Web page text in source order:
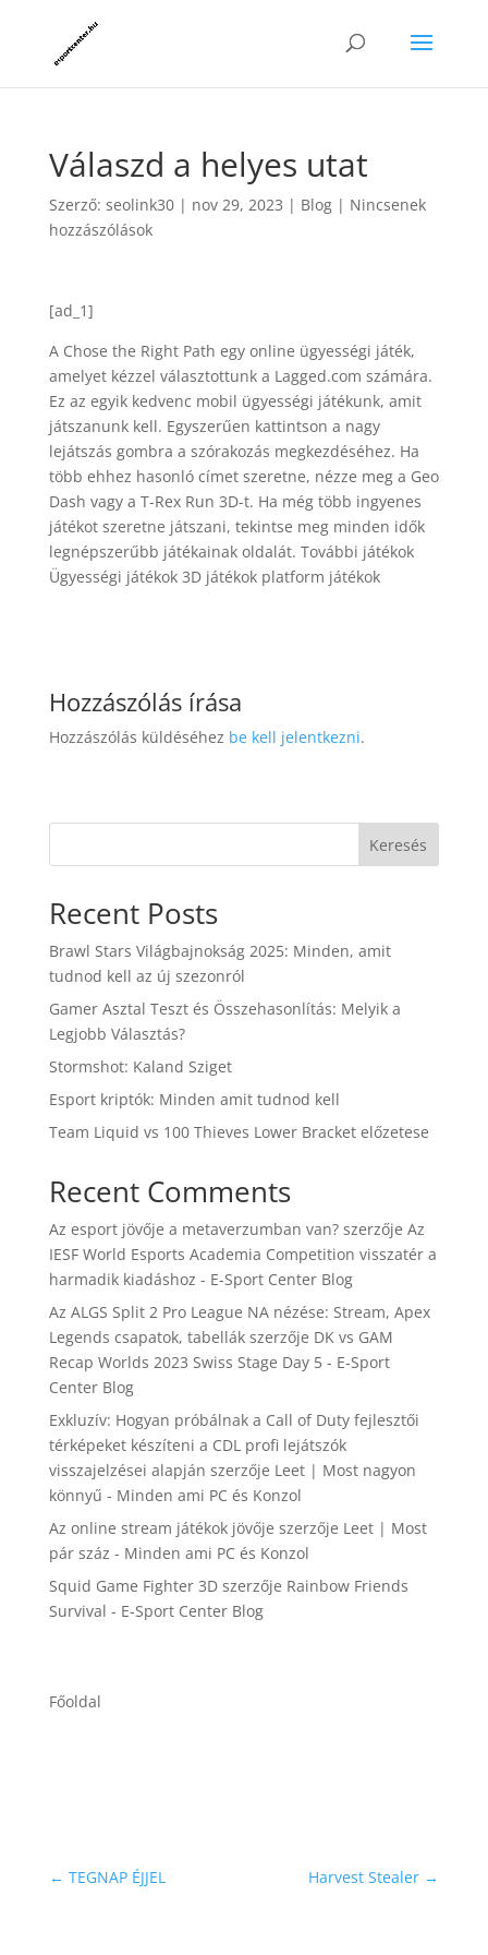
Válaszd a helyes utat
Szerző: seolink30| nov 29, 2023 | Blog| Nincsenek
hozzászólások
[ad_1]
A Chose the Right Path egy online ügyességi játék,
amelyet kézzel választottunk a Lagged.com számára.
Ez az egyik kedvenc mobil ügyességi játékunk, amit
játszanunk kell. Egyszerűen kattintson a nagy
lejátszás gombra a szórakozás megkezdéséhez. Ha
több ehhez hasonló címet szeretne, nézze meg a Geo
Dash vagy a T-Rex Run 3D-t. Ha még több ingyenes
játékot szeretne játszani, tekintse meg minden idők
legnépszerűbb játékainak oldalát. További játékok
Ügyességi játékok 3D játékok platform játékok
Hozzászólás írása
Hozzászólás küldéséhez be kell jelentkezni.
Keresés
Recent Posts
Brawl Stars Világbajnokság 2025: Minden, amit
tudnod kell az új szezonról
Gamer Asztal Teszt és Összehasonlítás: Melyik a
Legjobb Választás?
Stormshot: Kaland Sziget
Esport kriptók: Minden amit tudnod kell
Team Liquid vs 100 Thieves Lower Bracket előzetese
Recent Comments
Az esport jövője a metaverzumban van?szerzője Az
IESF World Esports Academia Competition visszatér a
harmadik kiadáshoz - E-Sport Center Blog
Az ALGS Split 2 Pro League NA nézése: Stream, Apex
Legends csapatok, tabellákszerzője DK vs GAM
Recap Worlds 2023 Swiss Stage Day 5 - E-Sport
Center Blog
Exkluzív: Hogyan próbálnak a Call of Duty fejlesztői
térképeket készíteni a CDL profi lejátszók
visszajelzései alapján szerzője Leet | Most nagyon
könnyű - Minden ami PC és Konzol
Az online stream játékok jövője szerzője Leet | Most
pár száz - Minden ami PC és Konzol
Squid Game Fighter 3Dszerzője Rainbow Friends
Survival - E-Sport Center Blog
Főoldal
← TEGNAP ÉJJEL Harvest Stealer →